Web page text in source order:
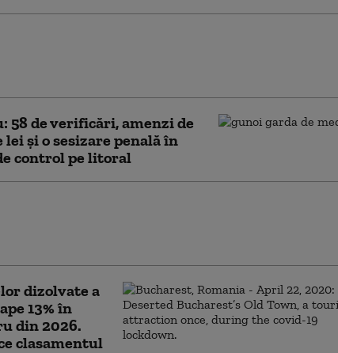
58 de verificări, amenzi de
lei şi o sesizare penală în
control pe litoral
dizolvate a
13% în
din 2026.
clasamentul